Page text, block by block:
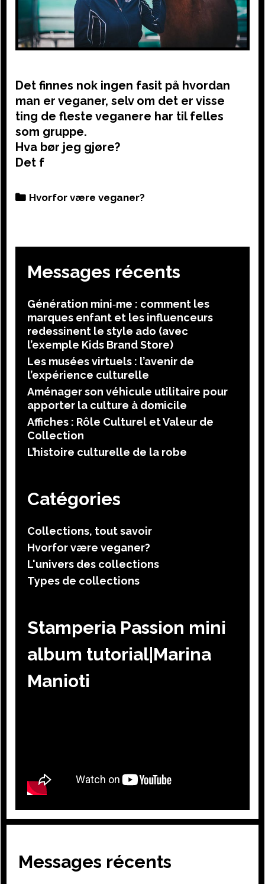
Det finnes nok ingen fasit på hvordan
man er veganer, selv om det er visse
ting de fleste veganere har til felles
som gruppe.
Hva bør jeg gjøre?
Det f
Categories
Hvorfor være veganer?
Messages récents
Génération mini‑me : comment les
marques enfant et les influenceurs
redessinent le style ado (avec
l’exemple Kids Brand Store)
Les musées virtuels : l’avenir de
l’expérience culturelle
Aménager son véhicule utilitaire pour
apporter la culture à domicile
Affiches : Rôle Culturel et Valeur de
Collection
L’histoire culturelle de la robe
Catégories
Collections, tout savoir
Hvorfor være veganer?
L'univers des collections
Types de collections
Stamperia Passion mini
album tutorial|Marina
Manioti
Messages récents